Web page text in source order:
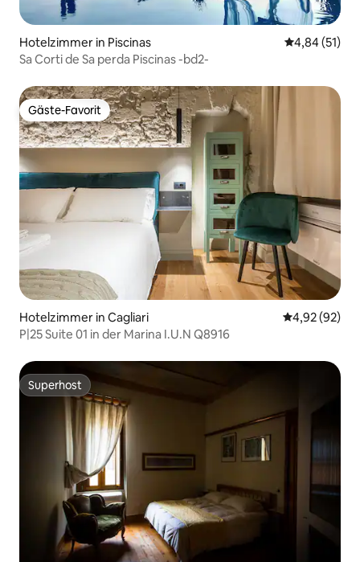
Hotelzimmer in Piscinas
4,84 (51)
Sa Corti de Sa perda Piscinas -bd2-
Gäste-Favorit
Gäste-Favorit
Hotelzimmer in Cagliari
4,92 (92)
P|25 Suite 01 in der Marina I.U.N Q8916
Superhost
Superhost